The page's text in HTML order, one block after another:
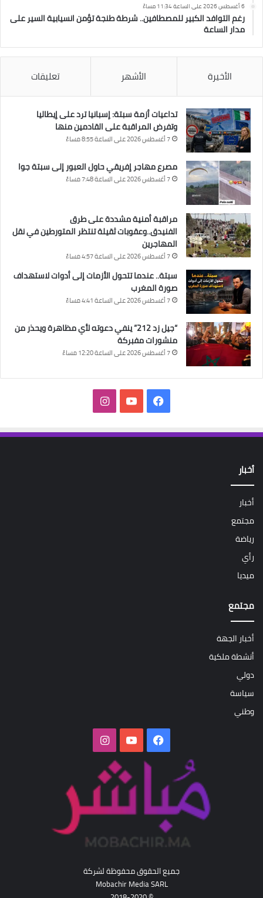
6 أغسطس 2026 على الساعة 11:34 مساءً
رغم التوافد الكبير للمصطافين.. شرطة طنجة تؤمن انسيابية السير على
مدار الساعة
الأخيرة الأشهر تعليقات
تداعيات أزمة سبتة: إسبانيا ترد على إيطاليا
وتفرض المراقبة على القادمين منها
7 أغسطس 2026 على الساعة 8:55 مساءً
مصرع مهاجر إفريقي حاول العبور إلى سبتة جوا
7 أغسطس 2026 على الساعة 7:48 مساءً
مراقبة أمنية مشددة على طرق
الفنيدق..وعقوبات ثقيلة تنتظر المتورطين في نقل
المهاجرين
7 أغسطس 2026 على الساعة 4:57 مساءً
سبتة.. عندما تتحول الأزمات إلى أدوات لاستهداف
صورة المغرب
7 أغسطس 2026 على الساعة 4:41 مساءً
“جيل زد 212” ينفي دعوته لأي مظاهرة ويحذر من
منشورات مفبركة
7 أغسطس 2026 على الساعة 12:20 مساءً
فيسبوك‫YouTubeانستقرام
أخبار
أخبار
مجتمع
رياضة
رأي
ميديا
مجتمع
أخبار الجهة
أنشطة ملكية
دولي
سياسة
وطني
فيسبوك‫YouTubeانستقرام
جميع الحقوق محفوظة لشركة
Mobachir Media SARL